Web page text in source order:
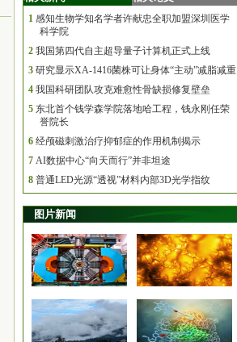
1 感知生物学知名学者许献忠全职加盟深圳医学
科学院
2 我国第四代自主超导量子计算机正式上线
3 研究显示XA-1416菌株可让身体“主动”减脂减重
4 我国科研团队攻克难愈性骨缺损修复壁垒
5 东北首个钱学森学院落地哈工程，钱永刚任荣
誉院长
6 经颅磁刺激治疗抑郁症的作用机制揭示
7 AI数据中心“向天而行”并非坦途
8 普通LED光源“透视”材料内部3D光学指纹
图片新闻